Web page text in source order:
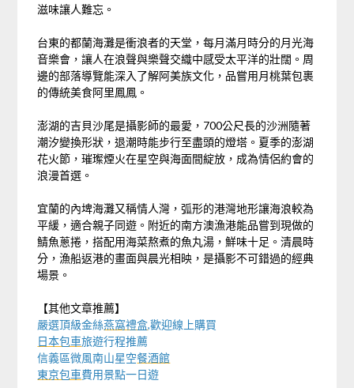
滋味讓人難忘。
台東的都蘭海灘是衝浪者的天堂，每月滿月時分的月光海
音樂會，讓人在浪聲與樂聲交織中感受太平洋的壯闊。周
邊的部落導覽能深入了解阿美族文化，品嘗用月桃葉包裹
的傳統美食阿里鳳鳳。
澎湖的吉貝沙尾是攝影師的最愛，700公尺長的沙洲隨著
潮汐變換形狀，退潮時能步行至盡頭的燈塔。夏季的澎湖
花火節，璀璨煙火在星空與海面間綻放，成為情侶約會的
浪漫首選。
宜蘭的內埤海灘又稱情人灣，弧形的港灣地形讓海浪較為
平緩，適合親子同遊。附近的南方澳漁港能品嘗到現做的
鯖魚蔥捲，搭配用海菜熬煮的魚丸湯，鮮味十足。清晨時
分，漁船返港的畫面與晨光相映，是攝影不可錯過的經典
場景。
【其他文章推薦】
嚴選頂級金絲燕窩禮盒,歡迎線上購買
日本包車旅遊行程推薦
信義區微風南山星空餐酒館
東京包車費用景點一日遊